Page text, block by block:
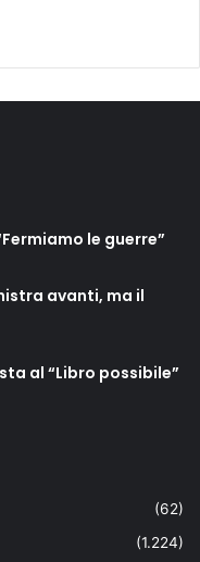
le guerre”
avanti, ma il
al “Libro possibile”
(62)
(1.224)